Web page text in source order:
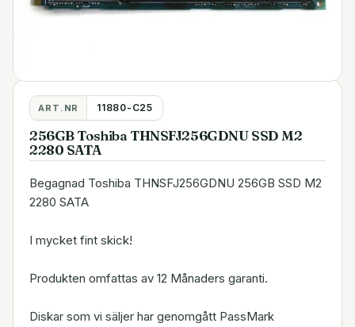
ART.NR 11880-C25
256GB Toshiba THNSFJ256GDNU SSD M2
2280 SATA
Begagnad Toshiba THNSFJ256GDNU 256GB SSD M2
2280 SATA
I mycket fint skick!
Produkten omfattas av 12 Månaders garanti.
Diskar som vi säljer har genomgått PassMark